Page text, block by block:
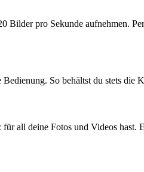
Bilder pro Sekunde aufnehmen.
So behältst du stets die
all deine Fotos und Videos hast.